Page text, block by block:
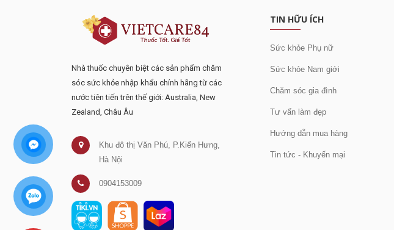
Nhà thuốc chuyên biệt các sản phẩm chăm
sóc sức khỏe nhập khẩu chính hãng từ các
nước tiên tiến trên thế giới: Australia, New
Zealand, Châu Âu
Khu đô thị Văn Phú, P.Kiến Hưng,
Hà Nội
0904153009
TIN HỮU ÍCH
Sức khỏe Phụ nữ
Sức khỏe Nam giới
Chăm sóc gia đình
Tư vấn làm đẹp
Hướng dẫn mua hàng
Tin tức - Khuyến mại